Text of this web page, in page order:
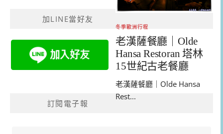
冬季歐洲行程
老漢薩餐廳｜Olde
Hansa Restoran 塔林
15世紀古老餐廳
老漢薩餐廳｜Olde Hansa
Rest...
加LINE當好友
訂閱電子報